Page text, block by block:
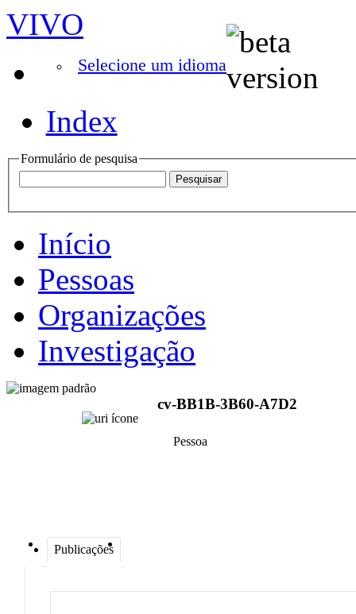
VIVO
Selecione um idioma
Index
Formulário de pesquisa
Início
Pessoas
Organizações
Investigação
cv-BB1B-3B60-A7D2
Pessoa
Publicações